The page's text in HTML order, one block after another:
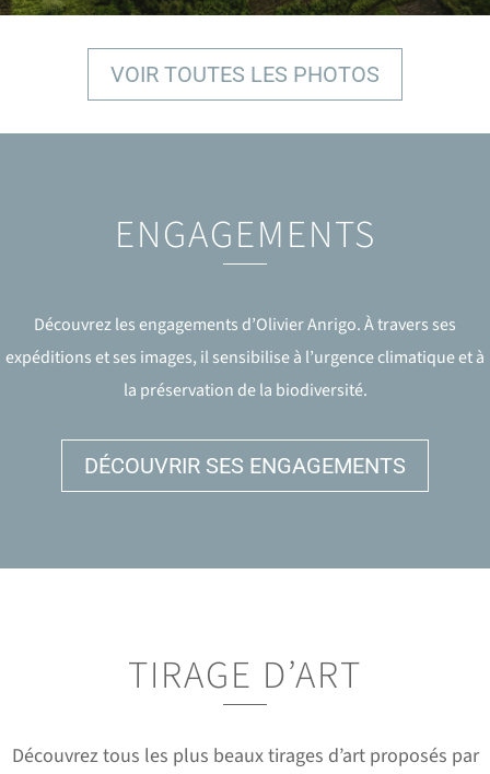
VOIR TOUTES LES PHOTOS
ENGAGEMENTS
Découvrez les engagements d’Olivier Anrigo. À travers ses
expéditions et ses images, il sensibilise à l’urgence climatique et à
la préservation de la biodiversité.
DÉCOUVRIR SES ENGAGEMENTS
TIRAGE D’ART
Découvrez tous les plus beaux tirages d’art proposés par